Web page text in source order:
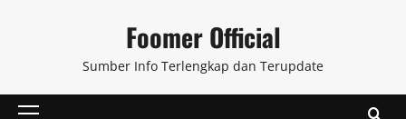
Foomer Official
Sumber Info Terlengkap dan Terupdate